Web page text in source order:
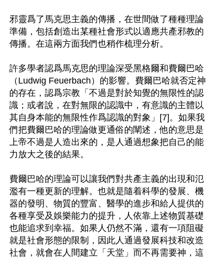
邪靈爲了馬克思主義的傳播，在世間做了種種理論
準備，包括創造出某種社會形式以適應共產邪教的
傳播。在這兩方面我們也稍作梳理分析。
許多學者認爲馬克思的理論深受黑格爾和費爾巴哈
（Ludwig Feuerbach）的影響。費爾巴哈就否定神
的存在，認爲宗教「不過是對於知覺的無限性的認
識；或者說，在對無限的認識中，有意識的主體以
其自身本能的無限性作爲認識的對象」[7]。如果我
們把費爾巴哈的理論做更通俗的闡述，他的意思是
上帝不過是人造出來的，是人通過想象把自己的能
力放大之後的結果。
費爾巴哈的理論可以讓我們對共產主義的出現和氾
濫有一種更新的理解。也就是隨着科學的發展、機
器的發明、物質的豐富、醫學的進步和給人提供的
各種享受及娛樂能力的提升，人依靠上述物質基礎
也能追求到幸福。如果人仍然不滿，還有一項阻礙
就是社會形態的限制，因此人通過發展科技和改造
社會，就會在人間建立「天堂」而不再需要神，這